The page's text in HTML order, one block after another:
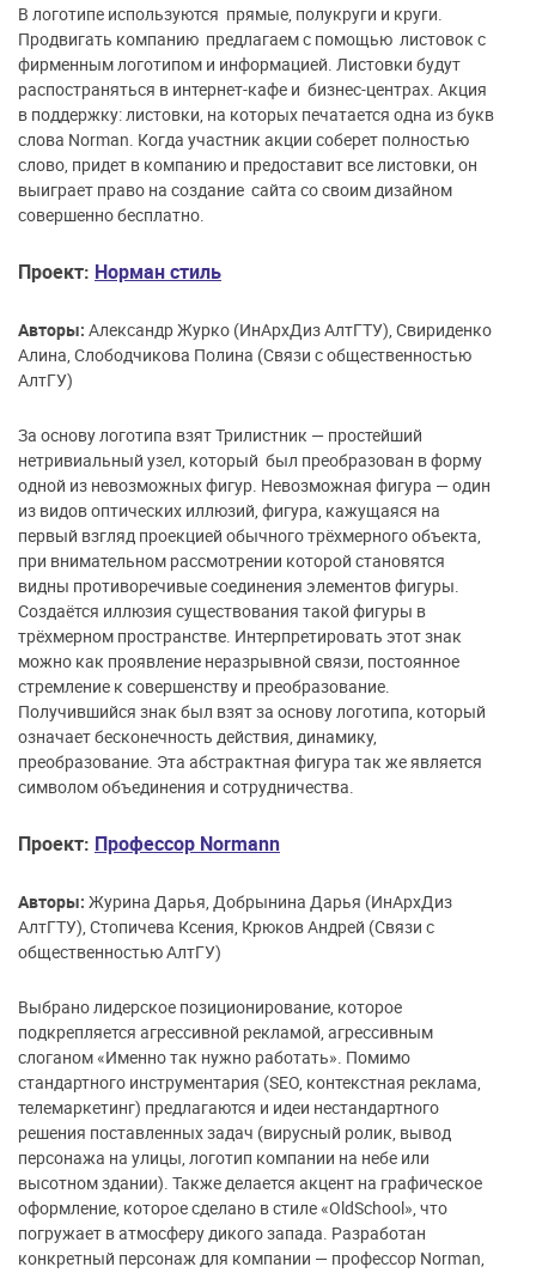
В логотипе используются прямые, полукруги и круги.
Продвигать компанию предлагаем с помощью листовок с
фирменным логотипом и информацией. Листовки будут
распостраняться в интернет-кафе и бизнес-центрах. Акция
в поддержку: листовки, на которых печатается одна из букв
слова Norman. Когда участник акции соберет полностью
слово, придет в компанию и предоставит все листовки, он
выиграет право на создание сайта со своим дизайном
совершенно бесплатно.
Проект: Норман стиль
Авторы: Александр Журко (ИнАрхДиз АлтГТУ), Свириденко
Алина, Слободчикова Полина (Связи с общественностью
АлтГУ)
За основу логотипа взят Трилистник — простейший
нетривиальный узел, который был преобразован в форму
одной из невозможных фигур. Невозможная фигура — один
из видов оптических иллюзий, фигура, кажущаяся на
первый взгляд проекцией обычного трёхмерного объекта,
при внимательном рассмотрении которой становятся
видны противоречивые соединения элементов фигуры.
Создаётся иллюзия существования такой фигуры в
трёхмерном пространстве. Интерпретировать этот знак
можно как проявление неразрывной связи, постоянное
стремление к совершенству и преобразование.
Получившийся знак был взят за основу логотипа, который
означает бесконечность действия, динамику,
преобразование. Эта абстрактная фигура так же является
символом объединения и сотрудничества.
Проект: Профессор Normann
Авторы: Журина Дарья, Добрынина Дарья (ИнАрхДиз
АлтГТУ), Стопичева Ксения, Крюков Андрей (Связи с
общественностью АлтГУ)
Выбрано лидерское позиционирование, которое
подкрепляется агрессивной рекламой, агрессивным
слоганом «Именно так нужно работать». Помимо
стандартного инструментария (SEO, контекстная реклама,
телемаркетинг) предлагаются и идеи нестандартного
решения поставленных задач (вирусный ролик, вывод
персонажа на улицы, логотип компании на небе или
высотном здании). Также делается акцент на графическое
оформление, которое сделано в стиле «OldSchool», что
погружает в атмосферу дикого запада. Разработан
конкретный персонаж для компании — профессор Norman,